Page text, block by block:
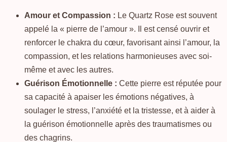
Amour et Compassion : Le Quartz Rose est souvent
appelé la « pierre de l’amour ». Il est censé ouvrir et
renforcer le chakra du cœur, favorisant ainsi l’amour, la
compassion, et les relations harmonieuses avec soi-
même et avec les autres.
Guérison Émotionnelle : Cette pierre est réputée pour
sa capacité à apaiser les émotions négatives, à
soulager le stress, l’anxiété et la tristesse, et à aider à
la guérison émotionnelle après des traumatismes ou
des chagrins.